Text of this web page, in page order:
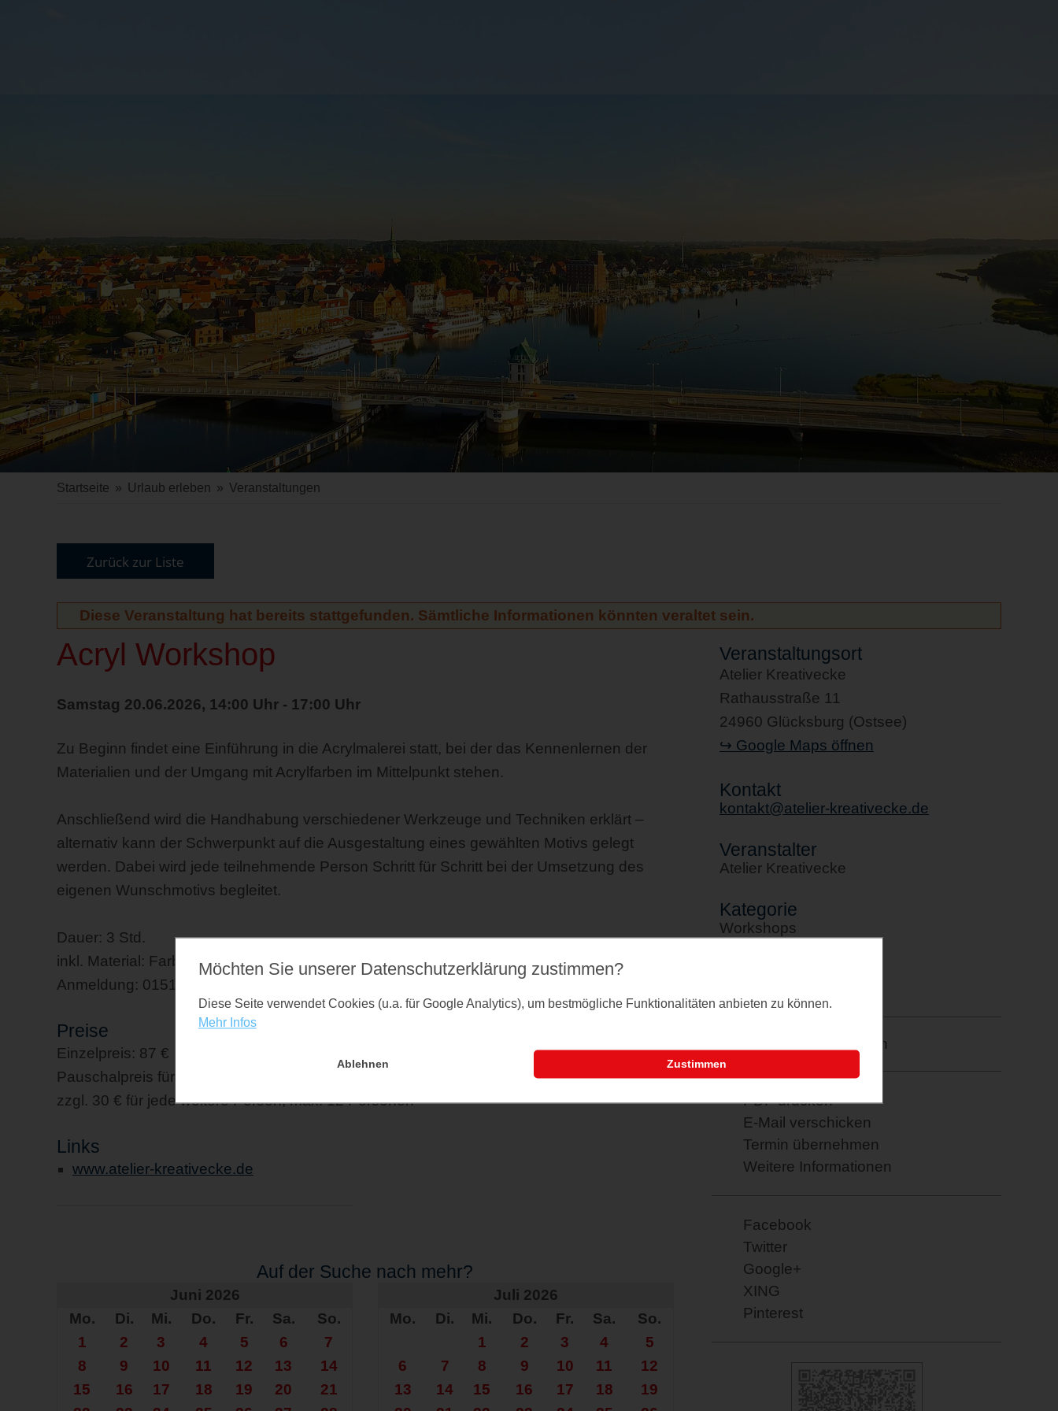
Startseite » Urlaub erleben » Veranstaltungen
Zurück zur Liste
Diese Veranstaltung hat bereits stattgefunden. Sämtliche Informationen könnten veraltet sein.
Acryl Workshop
Samstag 20.06.2026, 14:00 Uhr - 17:00 Uhr
Zu Beginn findet eine Einführung in die Acrylmalerei statt, bei der das Kennenlernen der
Materialien und der Umgang mit Acrylfarben im Mittelpunkt stehen.
Anschließend wird die Handhabung verschiedener Werkzeuge und Techniken erklärt –
alternativ kann der Schwerpunkt auf die Ausgestaltung eines gewählten Motivs gelegt
werden. Dabei wird jede teilnehmende Person Schritt für Schritt bei der Umsetzung des
eigenen Wunschmotivs begleitet.
Dauer: 3 Std.
inkl. Material: Farbe, Pinsel, Malgrund, Anleitung, Kittel
Anmeldung: 0151 222 47 183
Preise
Einzelpreis: 87 €
Pauschalpreis für Gruppen 342 €, 6 Personen
zzgl. 30 € für jede weitere Person, max. 12 Personen
Links
www.atelier-kreativecke.de
Auf der Suche nach mehr?
Juni 2026
Mo.
Di. Mi. Do. Fr. Sa.
So.
1
2 3 4 5 6
7
8
9 10 11 12 13
14
15
16 17 18 19 20
21
Juli 2026
Mo.
Di. Mi. Do. Fr. Sa.
So.
1
2 3 4
5
6
7 8 9 10 11
12
13
14 15 16 17 18
19
Veranstaltungsort
Atelier Kreativecke
Rathausstraße 11
24960 Glücksburg (Ostsee)
↪ Google Maps öffnen
Kontakt
kontakt@atelier-kreativecke.de
Veranstalter
Atelier Kreativecke
Kategorie
Workshops
Merkzettel: speichern
PDF drucken
E-Mail verschicken
Termin übernehmen
Weitere Informationen
Facebook
Twitter
Google+
XING
Pinterest
Möchten Sie unserer Datenschutz­erklärung zustimmen?
Diese Seite verwendet Cookies (u.a. für Google Analytics), um bestmögliche Funktionalitäten anbieten zu können.
Mehr Infos
Ablehnen Zustimmen